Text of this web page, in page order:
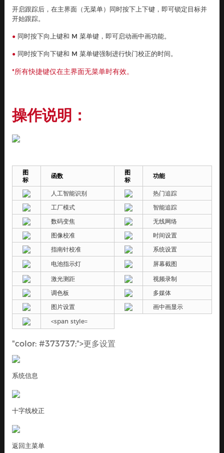
联系我们
开启跟踪后，在主界面（无菜单）同时按下上下键，即可锁定目标并
开始跟踪。
●同时按下向上键和 M 菜单键，即可启动画中画功能。
●同时按下向下键和 M 菜单键强制进行快门校正的时间。
*所有快捷键仅在主界面无菜单时有效。
操作说明：
图
标
函数
图
标
功能
人工智能识别
热门追踪
工厂模式
智能追踪
数码变焦
无线网络
图像校准
时间设置
指南针校准
系统设置
电池指示灯
屏幕截图
激光测距
视频录制
调色板
多媒体
图片设置
画中画显示
<span style=
"color: #373737;">更多设置
系统信息
十字线校正
返回主菜单